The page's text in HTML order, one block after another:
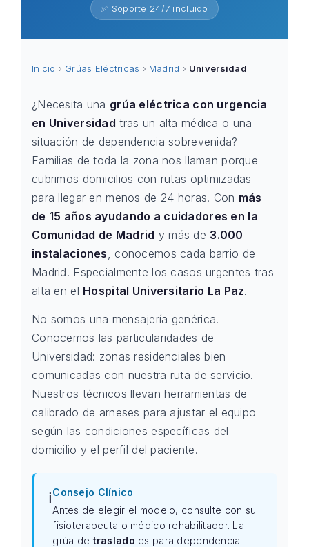
✅ Soporte 24/7 incluido
Inicio › Grúas Eléctricas › Madrid › Universidad
¿Necesita una grúa eléctrica con urgencia
en Universidad tras un alta médica o una
situación de dependencia sobrevenida?
Familias de toda la zona nos llaman porque
cubrimos domicilios con rutas optimizadas
para llegar en menos de 24 horas. Con más
de 15 años ayudando a cuidadores en la
Comunidad de Madrid y más de 3.000
instalaciones, conocemos cada barrio de
Madrid. Especialmente los casos urgentes tras
alta en el Hospital Universitario La Paz.
No somos una mensajería genérica.
Conocemos las particularidades de
Universidad: zonas residenciales bien
comunicadas con nuestra ruta de servicio.
Nuestros técnicos llevan herramientas de
calibrado de arneses para ajustar el equipo
según las condiciones específicas del
domicilio y el perfil del paciente.
ℹ️Consejo Clínico
Antes de elegir el modelo, consulte con su
fisioterapeuta o médico rehabilitador. La
grúa de traslado es para dependencia